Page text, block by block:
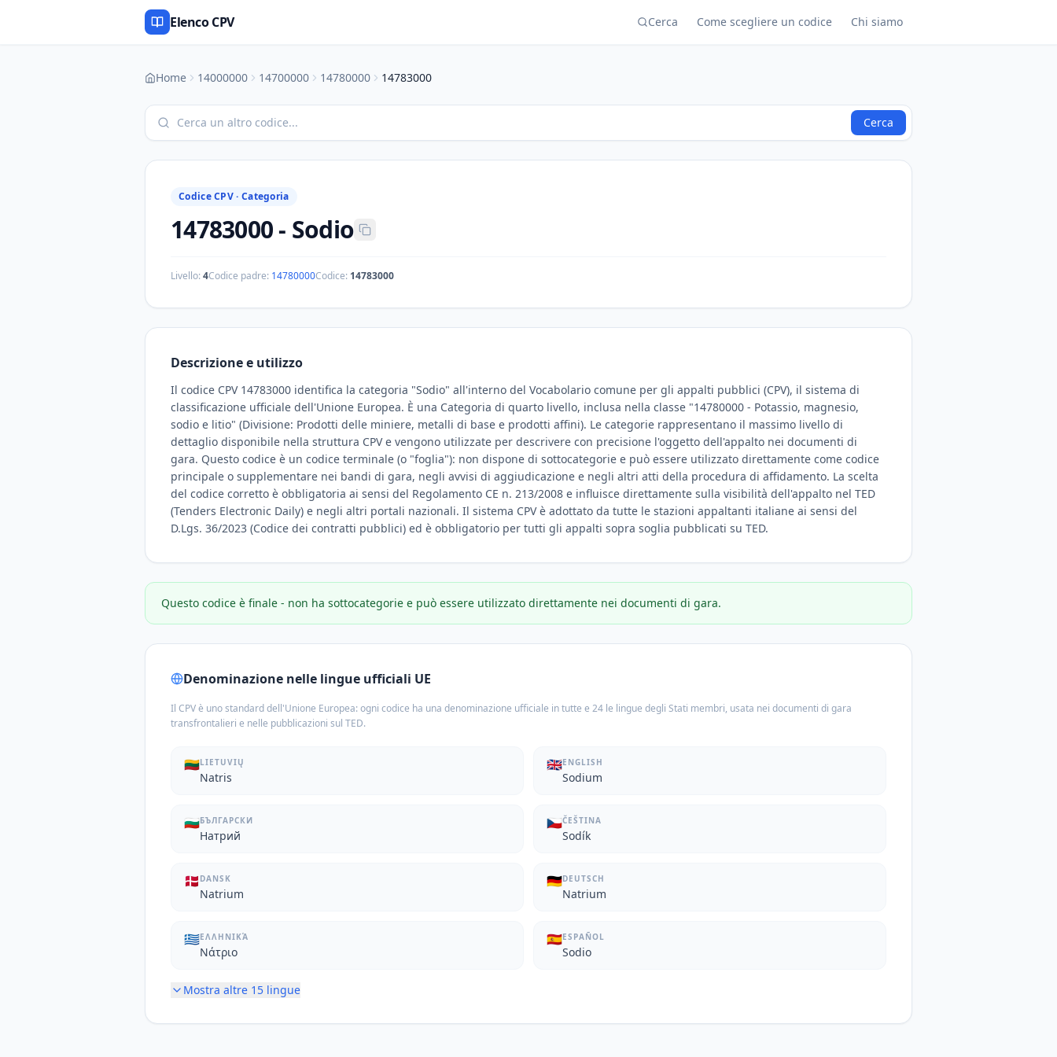
Elenco CPV Cerca Come scegliere un codice Chi siamo
Home 14000000 14700000 14780000 14783000
Cerca
Codice CPV · Categoria
14783000- Sodio
Livello:4Codice padre: 14780000Codice: 14783000
Descrizione e utilizzo
Il codice CPV 14783000 identifica la categoria "Sodio" all'interno del Vocabolario comune per gli appalti pubblici (CPV), il sistema di
classificazione ufficiale dell'Unione Europea. È una Categoria di quarto livello, inclusa nella classe "14780000 - Potassio, magnesio,
sodio e litio" (Divisione: Prodotti delle miniere, metalli di base e prodotti affini). Le categorie rappresentano il massimo livello di
dettaglio disponibile nella struttura CPV e vengono utilizzate per descrivere con precisione l'oggetto dell'appalto nei documenti di
gara. Questo codice è un codice terminale (o "foglia"): non dispone di sottocategorie e può essere utilizzato direttamente come codice
principale o supplementare nei bandi di gara, negli avvisi di aggiudicazione e negli altri atti della procedura di affidamento. La scelta
del codice corretto è obbligatoria ai sensi del Regolamento CE n. 213/2008 e influisce direttamente sulla visibilità dell'appalto nel TED
(Tenders Electronic Daily) e negli altri portali nazionali. Il sistema CPV è adottato da tutte le stazioni appaltanti italiane ai sensi del
D.Lgs. 36/2023 (Codice dei contratti pubblici) ed è obbligatorio per tutti gli appalti sopra soglia pubblicati su TED.
Questo codice è finale - non ha sottocategorie e può essere utilizzato direttamente nei documenti di gara.
Denominazione nelle lingue ufficiali UE
Il CPV è uno standard dell'Unione Europea: ogni codice ha una denominazione ufficiale in tutte e 24 le lingue degli Stati membri, usata nei documenti di gara
transfrontalieri e nelle pubblicazioni sul TED.
🇱🇹LIETUVIŲ
Natris
🇬🇧ENGLISH
Sodium
🇧🇬БЪЛГАРСКИ
Натрий
🇨🇿ČEŠTINA
Sodík
🇩🇰 DANSK
Natrium
🇩🇪DEUTSCH
Natrium
🇬🇷ΕΛΛΗΝΙΚΆ
Νάτριο
🇪🇸ESPAÑOL
Sodio
Mostra altre 15 lingue